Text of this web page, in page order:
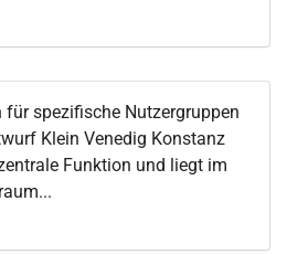
für spezifische Nutzergruppen
Klein Venedig Konstanz
Funktion und liegt im